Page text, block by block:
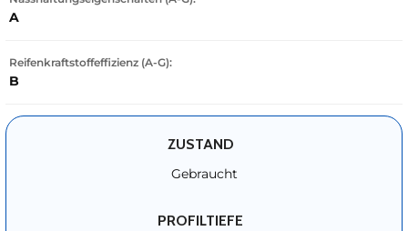
A
Reifenkraftstoffeffizienz (A-G):
B
ZUSTAND
Gebraucht
PROFILTIEFE